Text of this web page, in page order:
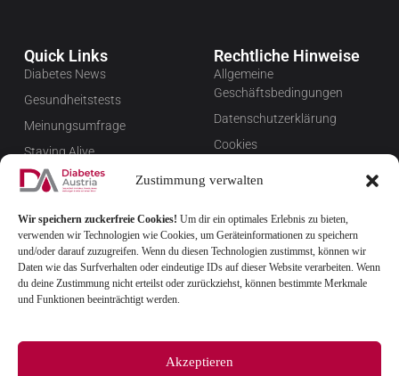
Zustimmung verwalten
Wir speichern zuckerfreie Cookies! Um dir ein optimales Erlebnis zu bieten,
verwenden wir Technologien wie Cookies, um Geräteinformationen zu speichern
und/oder darauf zuzugreifen. Wenn du diesen Technologien zustimmst, können wir
Daten wie das Surfverhalten oder eindeutige IDs auf dieser Website verarbeiten. Wenn
du deine Zustimmung nicht erteilst oder zurückziehst, können bestimmte Merkmale
und Funktionen beeinträchtigt werden.
Akzeptieren
Quick Links
Diabetes News
Gesundheitstests
Meinungsumfrage
Staying Alive
Favoriten
Rechtliche Hinweise
Allgemeine
Geschäftsbedingungen
Datenschutzerklärung
Cookies
Newsletter verwalten
FAQ